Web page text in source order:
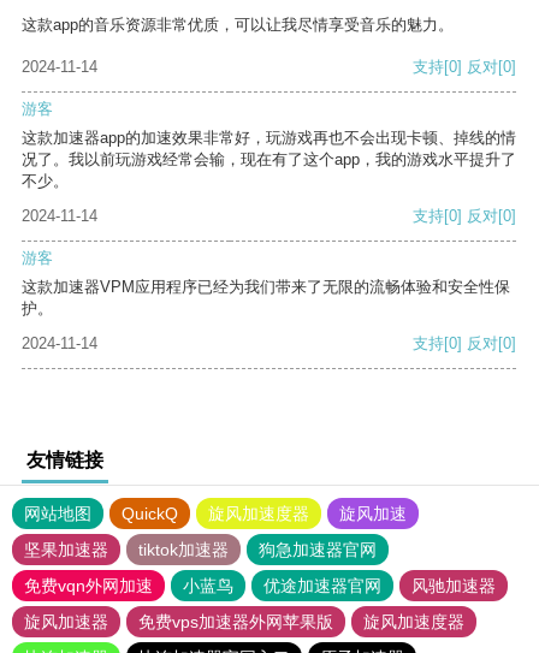
这款app的音乐资源非常优质，可以让我尽情享受音乐的魅力。
2024-11-14 支持[0] 反对[0]
游客
这款加速器app的加速效果非常好，玩游戏再也不会出现卡顿、掉线的情
况了。我以前玩游戏经常会输，现在有了这个app，我的游戏水平提升了
不少。
2024-11-14
支持[0] 反对[0]
游客
这款加速器VPM应用程序已经为我们带来了无限的流畅体验和安全性保
护。
2024-11-14
支持[0] 反对[0]
友情链接
网站地图 QuickQ 旋风加速度器
旋风加速
坚果加速器
tiktok加速器
狗急加速器官网
免费vqn外网加速
小蓝鸟 优途加速器官网
风驰加速器
旋风加速器
免费vps加速器外网苹果版
旋风加速度器